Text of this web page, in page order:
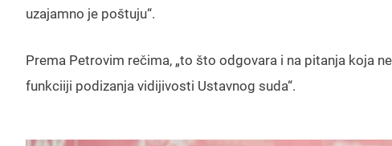
uzajamno je poštuju“.
Prema Petrovim rečima, „to što odgovara i na pitanja koja
funkciiji podizanja vidijivosti Ustavnog suda“.